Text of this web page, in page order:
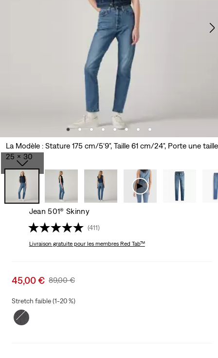
La Modèle : Stature 175 cm/5'9", Taille 61 cm/24", Porte une taille
25 x 30
Jean 501® Skinny
(411)
Livraison gratuitepour les membres Red Tab™
Sale
is
45,00 € Original
Was
89,00 €
Stretch faible (1-20 %)